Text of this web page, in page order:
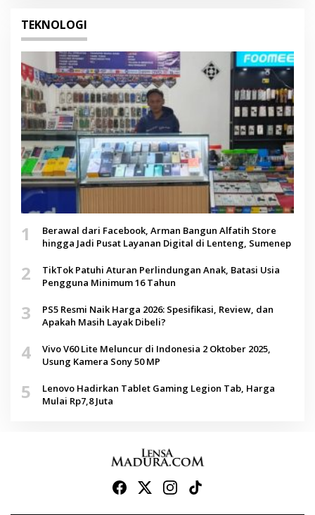
TEKNOLOGI
1
Berawal dari Facebook, Arman Bangun Alfatih Store
hingga Jadi Pusat Layanan Digital di Lenteng, Sumenep
2
TikTok Patuhi Aturan Perlindungan Anak, Batasi Usia
Pengguna Minimum 16 Tahun
3
PS5 Resmi Naik Harga 2026: Spesifikasi, Review, dan
Apakah Masih Layak Dibeli?
4
Vivo V60 Lite Meluncur di Indonesia 2 Oktober 2025,
Usung Kamera Sony 50 MP
5
Lenovo Hadirkan Tablet Gaming Legion Tab, Harga
Mulai Rp7,8 Juta